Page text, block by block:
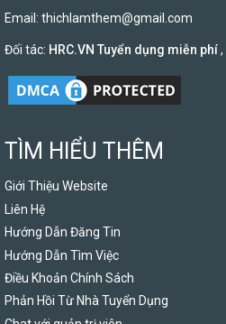
Email: thichlamthem@gmail.com
Đối tác: HRC.VN Tuyển dụng miễn phí,
TÌM HIỂU THÊM
Giới Thiệu Website
Liên Hệ
Hướng Dẫn Đăng Tin
Hướng Dẫn Tìm Việc
Điều Khoản Chính Sách
Phản Hồi Từ Nhà Tuyển Dụng